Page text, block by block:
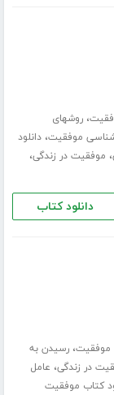
،روشهای
موفقیت،دانلود
، موفقیت در زندگی،
دانلود کتاب
موفقیت،رسیدن به
در زندگی، عامل
کتاب موفقیت